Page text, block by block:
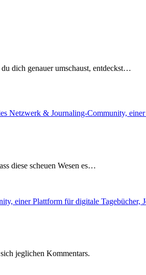
dich genauer umschaust, entdeckst…
diese scheuen Wesen es…
jeglichen Kommentars.